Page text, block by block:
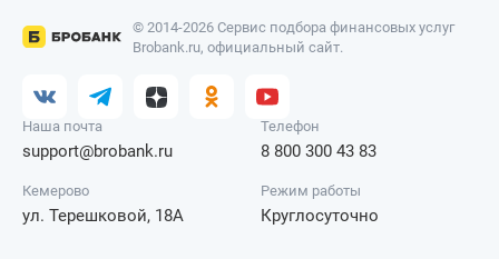
© 2014-2026 Сервис подбора финансовых услуг
Brobank.ru, официальный сайт.
Наша почта
support@brobank.ru
Телефон
8 800 300 43 83
Кемерово
ул. Терешковой, 18А
Режим работы
Круглосуточно